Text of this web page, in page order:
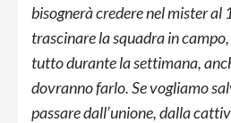
bisognerà credere nel mister al
trascinare la squadra in
tutto durante la settimana,
dovranno farlo. Se vogliamo
passare dall’unione, dalla